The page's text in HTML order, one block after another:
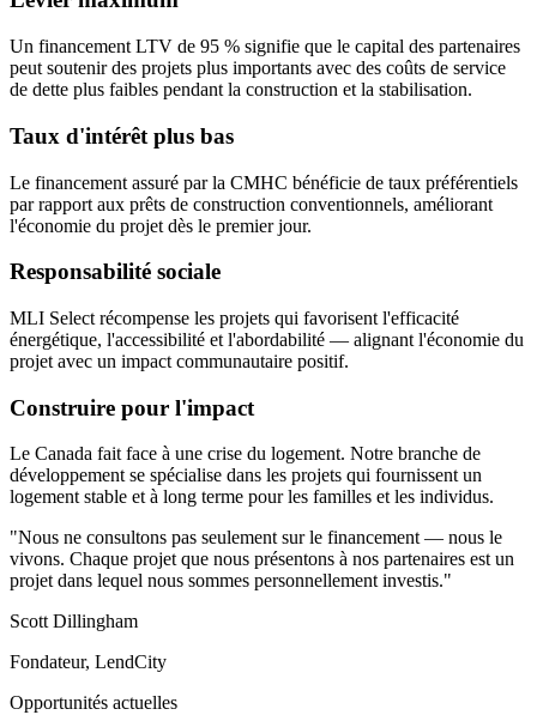
Un financement LTV de 95 % signifie que le capital des partenaires
peut soutenir des projets plus importants avec des coûts de service
de dette plus faibles pendant la construction et la stabilisation.
Taux d'intérêt plus bas
Le financement assuré par la CMHC bénéficie de taux préférentiels
par rapport aux prêts de construction conventionnels, améliorant
l'économie du projet dès le premier jour.
Responsabilité sociale
MLI Select récompense les projets qui favorisent l'efficacité
énergétique, l'accessibilité et l'abordabilité — alignant l'économie du
projet avec un impact communautaire positif.
Construire pour l'impact
Le Canada fait face à une crise du logement. Notre branche de
développement se spécialise dans les projets qui fournissent un
logement stable et à long terme pour les familles et les individus.
"Nous ne consultons pas seulement sur le financement — nous le
vivons. Chaque projet que nous présentons à nos partenaires est un
projet dans lequel nous sommes personnellement investis."
Scott Dillingham
Fondateur, LendCity
Opportunités actuelles